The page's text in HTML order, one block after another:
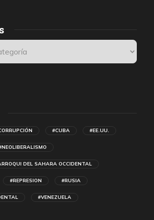
#CUBA #EE.UU.
DEL SAHARA OCCIDENTAL
#REPRESION #RUSIA
#VENEZUELA